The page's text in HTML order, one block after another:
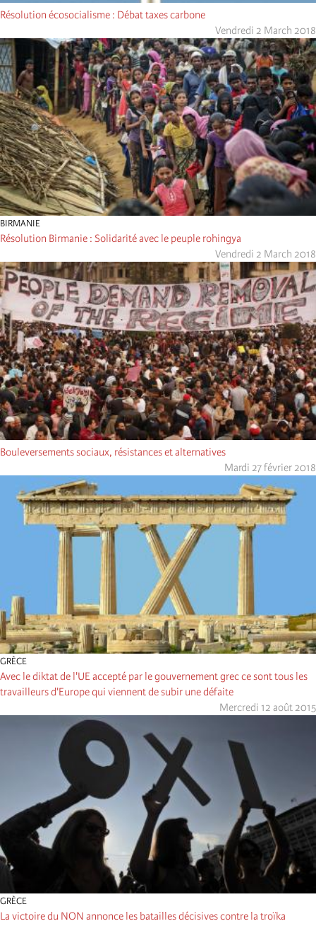
Résolution écosocialisme : Débat taxes carbone
Vendredi 2 March 2018
BIRMANIE
Résolution Birmanie : Solidarité avec le peuple rohingya
Vendredi 2 March 2018
Bouleversements sociaux, résistances et alternatives
Mardi 27 février 2018
GRÈCE
Avec le diktat de l'UE accepté par le gouvernement grec ce sont tous les
travailleurs d'Europe qui viennent de subir une défaite
Mercredi 12 août 2015
GRÈCE
La victoire du NON annonce les batailles décisives contre la troïka